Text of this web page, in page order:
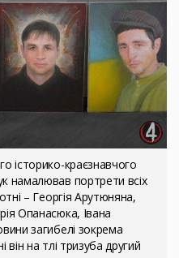
історико-краєзнавчого
намалював портрети всіх
– Георгія Арутюняна,
Опанасюка, Івана
загибелі зокрема
на тлі тризуба другий